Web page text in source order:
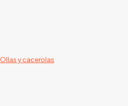
Ollas y cacerolas